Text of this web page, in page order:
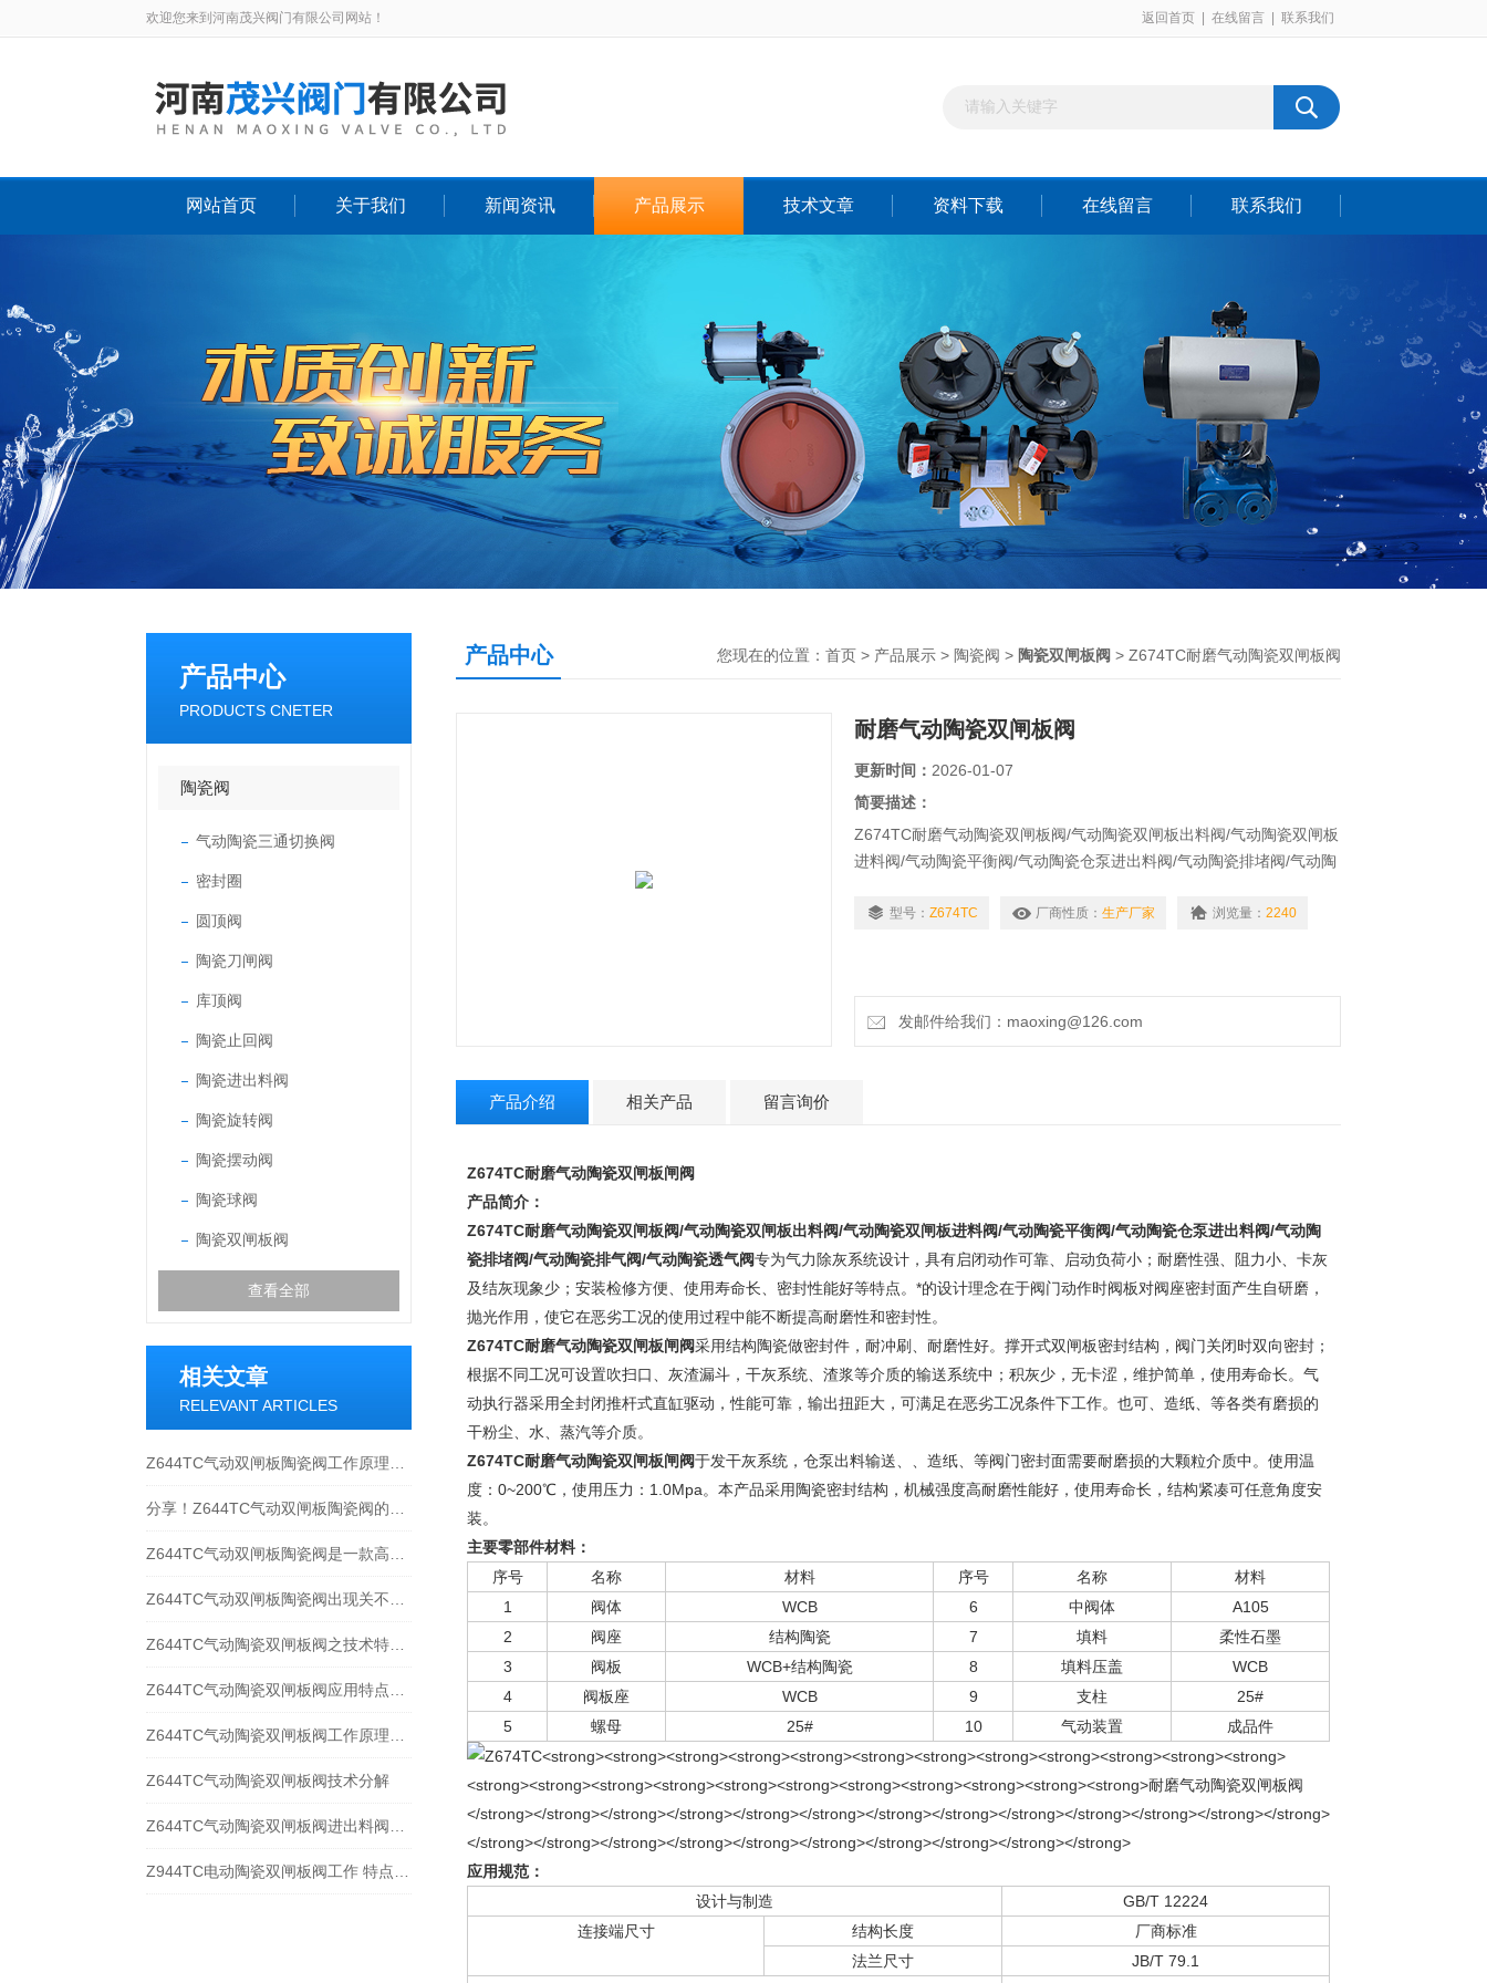
欢迎您来到河南茂兴阀门有限公司网站！ 返回首页 在线留言 联系我们
网站首页 关于我们 新闻资讯 产品展示 技术文章 资料下载 在线留言 联系我们
产品中心
PRODUCTS CNETER
陶瓷阀
气动陶瓷三通切换阀
密封圈
圆顶阀
陶瓷刀闸阀
库顶阀
陶瓷止回阀
陶瓷进出料阀
陶瓷旋转阀
陶瓷摆动阀
陶瓷球阀
陶瓷双闸板阀
查看全部
相关文章
RELEVANT ARTICLES
Z644TC气动陶瓷双闸板阀技术分解
产品中心 您现在的位置： 首页 > 产品展示 > 陶瓷阀 > 陶瓷双闸板阀 > Z674TC耐磨气动陶瓷双闸板阀
耐磨气动陶瓷双闸板阀
更新时间： 2026-01-07
简要描述：
Z674TC耐磨气动陶瓷双闸板阀/气动陶瓷双闸板出料阀/气动陶瓷双闸板
进料阀/气动陶瓷平衡阀/气动陶瓷仓泵进出料阀/气动陶瓷排堵阀/气动陶
封结构，阀门关闭时双向密封；根据不同工况可设置吹扫口、灰渣漏
型号： Z674TC 厂商性质： 生产厂家 浏览量： 2240
发邮件给我们：maoxing@126.com
产品介绍 相关产品 留言询价
Z674TC耐磨气动陶瓷双闸板闸阀
产品简介：
Z674TC耐磨气动陶瓷双闸板阀/气动陶瓷双闸板出料阀/气动陶瓷双闸板进料阀/气动陶瓷平衡阀/气动陶瓷仓泵进出料阀/气动陶
瓷排堵阀/气动陶瓷排气阀/气动陶瓷透气阀专为气力除灰系统设计，具有启闭动作可靠、启动负荷小；耐磨性强、阻力小、卡灰
及结灰现象少；安装检修方便、使用寿命长、密封性能好等特点。*的设计理念在于阀门动作时阀板对阀座密封面产生自研磨，
抛光作用，使它在恶劣工况的使用过程中能不断提高耐磨性和密封性。
Z674TC耐磨气动陶瓷双闸板闸阀采用结构陶瓷做密封件，耐冲刷、耐磨性好。撑开式双闸板密封结构，阀门关闭时双向密封；
根据不同工况可设置吹扫口、灰渣漏斗，干灰系统、渣浆等介质的输送系统中；积灰少，无卡涩，维护简单，使用寿命长。气
动执行器采用全封闭推杆式直缸驱动，性能可靠，输出扭距大，可满足在恶劣工况条件下工作。也可、造纸、等各类有磨损的
干粉尘、水、蒸汽等介质。
Z674TC耐磨气动陶瓷双闸板闸阀于发干灰系统，仓泵出料输送、、造纸、等阀门密封面需要耐磨损的大颗粒介质中。使用温
度：0~200℃，使用压力：1.0Mpa。本产品采用陶瓷密封结构，机械强度高耐磨性能好，使用寿命长，结构紧凑可任意角度安
装。
主要零部件材料：
序号
名称 材料 序号 名称
材料
1
阀体 WCB 6 中阀体
A105
2
阀座 结构陶瓷 7 填料
柔性石墨
3
阀板 WCB+结构陶瓷 8 填料压盖
WCB
4
阀板座 WCB 9 支柱
25#
5
螺母 25# 10 气动装置 成品件
应用规范：
设计与制造
GB/T 12224
连接端尺寸
结构长度
厂商标准
法兰尺寸
JB/T 79.1